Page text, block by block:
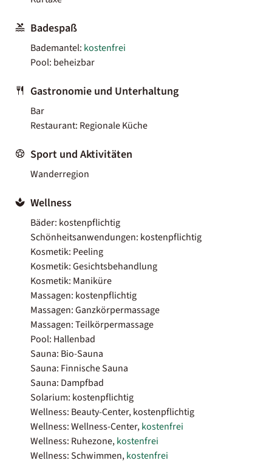
Badespaß
Bademantel: kostenfrei
Pool: beheizbar
Gastronomie und Unterhaltung
Bar
Restaurant: Regionale Küche
Sport und Aktivitäten
Wanderregion
Wellness
Bäder: kostenpflichtig
Schönheitsanwendungen: kostenpflichtig
Kosmetik: Peeling
Kosmetik: Gesichtsbehandlung
Kosmetik: Maniküre
Massagen: kostenpflichtig
Massagen: Ganzkörpermassage
Massagen: Teilkörpermassage
Pool: Hallenbad
Sauna: Bio-Sauna
Sauna: Finnische Sauna
Sauna: Dampfbad
Solarium: kostenpflichtig
Wellness: Beauty-Center, kostenpflichtig
Wellness: Wellness-Center,kostenfrei
Wellness: Ruhezone,kostenfrei
Wellness: Schwimmen,kostenfrei